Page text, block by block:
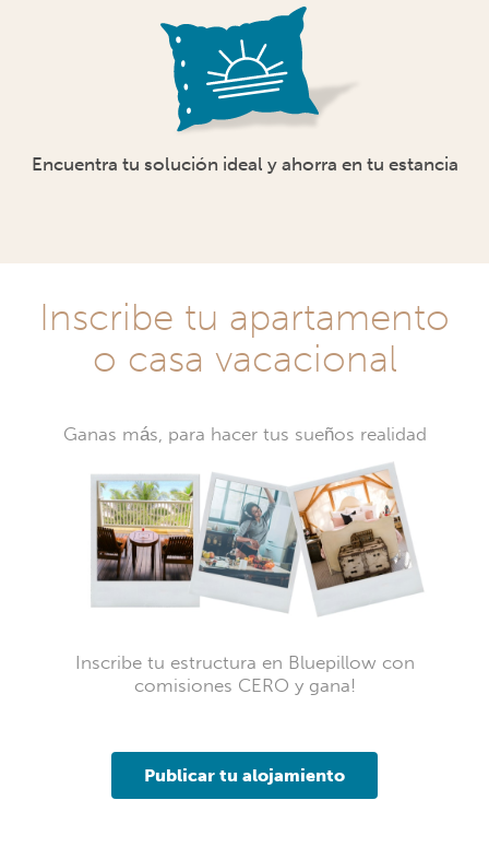
Encuentra tu solución ideal y ahorra en tu estancia
Inscribe tu apartamento
o casa vacacional
Ganas más, para hacer tus sueños realidad
Inscribe tu estructura en Bluepillow con
comisiones CERO y gana!
Publicar tu alojamiento